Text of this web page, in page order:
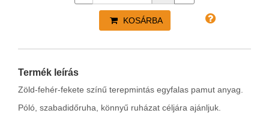
KOSÁRBA
Termék leírás
Zöld-fehér-fekete színű terepmintás egyfalas pamut anyag.
Póló, szabadidőruha, könnyű ruházat céljára ajánljuk.